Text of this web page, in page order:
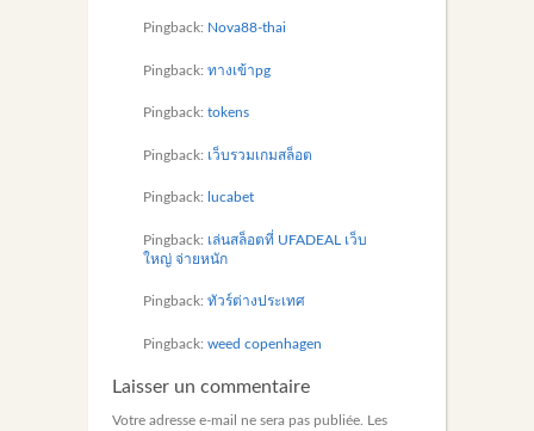
Pingback: Nova88-thai
Pingback: ทางเข้าpg
Pingback: tokens
Pingback: เว็บรวมเกมสล็อต
Pingback: lucabet
Pingback: เล่นสล็อตที่ UFADEAL เว็บ
ใหญ่ จ่ายหนัก
Pingback: ทัวร์ต่างประเทศ
Pingback: weed copenhagen
Laisser un commentaire
Votre adresse e-mail ne sera pas publiée.
Les